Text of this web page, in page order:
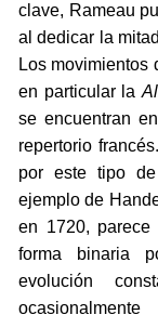
clave, Rameau
al dedicar la
Los movimientos
en particular la
se encuentran
repertorio
por este tipo
ejemplo de
en 1720,
forma binaria
evolución